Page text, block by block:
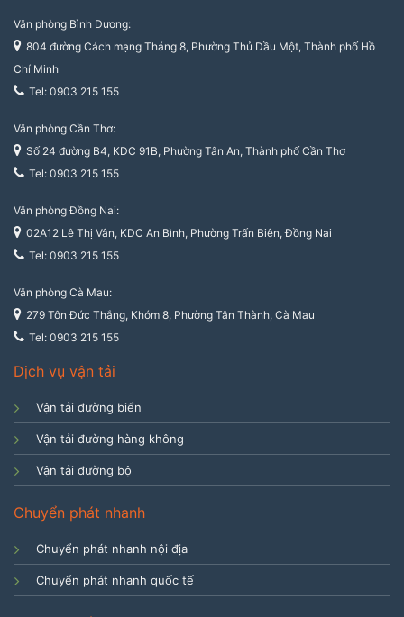
Văn phòng Bình Dương:
804 đường Cách mạng Tháng 8, Phường Thủ Dầu Một, Thành phố Hồ
Chí Minh
Tel: 0903 215 155
Văn phòng Cần Thơ:
Số 24 đường B4, KDC 91B, Phường Tân An, Thành phố Cần Thơ
Tel: 0903 215 155
Văn phòng Đồng Nai:
02A12 Lê Thị Vân, KDC An Bình, Phường Trấn Biên, Đồng Nai
Tel: 0903 215 155
Văn phòng Cà Mau:
279 Tôn Đức Thắng, Khóm 8, Phường Tân Thành, Cà Mau
Tel: 0903 215 155
Dịch vụ vận tải
Vận tải đường biển
Vận tải đường hàng không
Vận tải đường bộ
Chuyển phát nhanh
Chuyển phát nhanh nội địa
Chuyển phát nhanh quốc tế